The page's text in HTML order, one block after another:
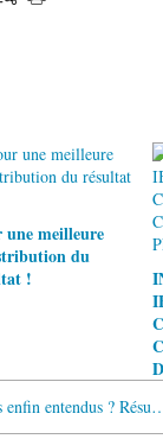
une meilleure
du
!
Les salariés de Digital Sales enfin